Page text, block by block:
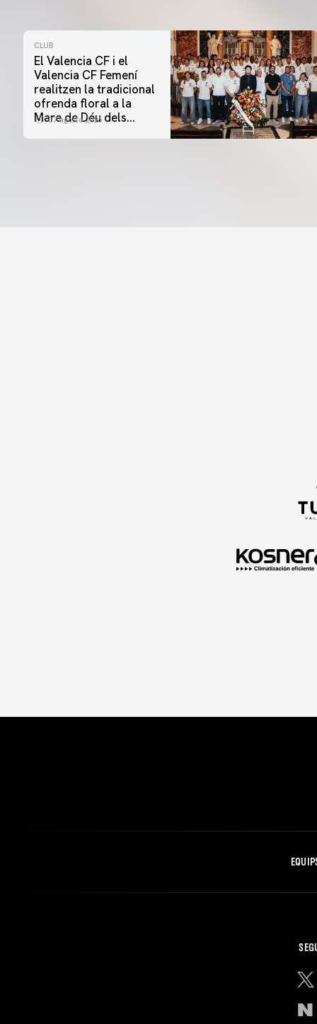
CLUB
El Valencia CF i el
Valencia CF Femení
realitzen la tradicional
ofrenda floral a la
Mare de Déu dels
07 agosto 2026